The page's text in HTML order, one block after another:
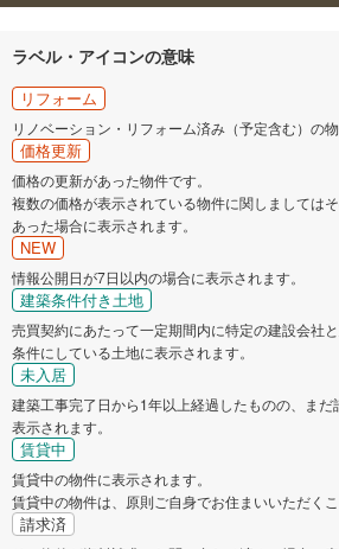
ラベル・アイコンの意味
リフォーム
リノベーション・リフォーム済み（予定含む）の物
価格更新
価格の更新があった物件です。
複数の価格が表示されている物件に関しましては
あった場合に表示されます。
NEW
情報公開日が7日以内の場合に表示されます。
建築条件付き土地
売買契約にあたって一定期間内に特定の建設会社
条件にしている土地に表示されます。
未入居
建築工事完了日から1年以上経過したものの、ま
表示されます。
賃貸中
賃貸中の物件に表示されます。
賃貸中の物件は、原則ご自身でお住まいいただくこ
請求済